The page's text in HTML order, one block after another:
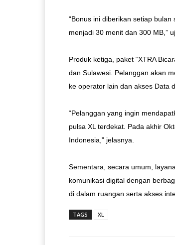
“Bonus ini diberikan setiap
menjadi 30 menit dan 300 MB,”
Produk ketiga, paket “XTRA
dan Sulawesi. Pelanggan akan
ke operator lain dan akses Data
“Pelanggan yang ingin
pulsa XL terdekat. Pada akhir
Indonesia,” jelasnya.
Sementara, secara umum,
komunikasi digital dengan
di dalam ruangan serta akses
TAGS XL